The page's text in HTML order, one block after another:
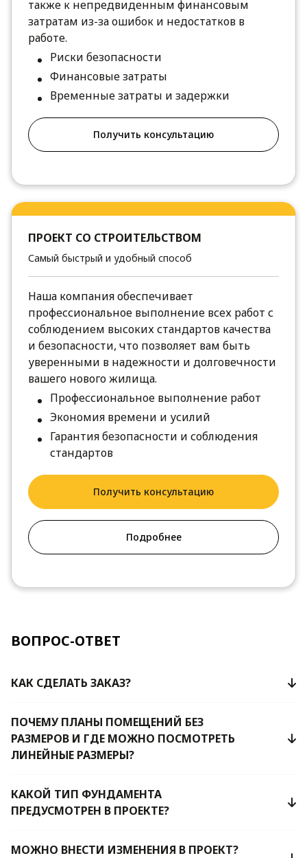
также к непредвиденным финансовым
затратам из-за ошибок и недостатков в
работе.
Риски безопасности
Финансовые затраты
Временные затраты и задержки
Получить консультацию
ПРОЕКТ СО СТРОИТЕЛЬСТВОМ
Самый быстрый и удобный способ
Наша компания обеспечивает
профессиональное выполнение всех работ с
соблюдением высоких стандартов качества
и безопасности, что позволяет вам быть
уверенными в надежности и долговечности
вашего нового жилища.
Профессиональное выполнение работ
Экономия времени и усилий
Гарантия безопасности и соблюдения
стандартов
Получить консультацию
Подробнее
ВОПРОС-ОТВЕТ
КАК СДЕЛАТЬ ЗАКАЗ?
ПОЧЕМУ ПЛАНЫ ПОМЕЩЕНИЙ БЕЗ
РАЗМЕРОВ И ГДЕ МОЖНО ПОСМОТРЕТЬ
ЛИНЕЙНЫЕ РАЗМЕРЫ?
КАКОЙ ТИП ФУНДАМЕНТА
ПРЕДУСМОТРЕН В ПРОЕКТЕ?
МОЖНО ВНЕСТИ ИЗМЕНЕНИЯ В ПРОЕКТ?